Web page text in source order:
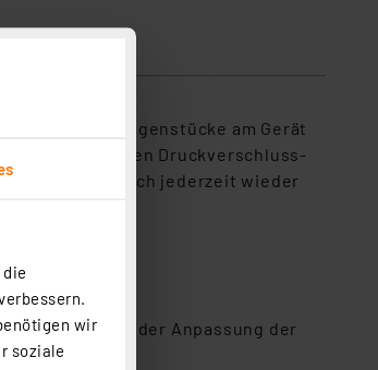
wir
soziale
Gegenstücke am Gerät
und der flexiblen Druckverschluss-
auch nachträglich jederzeit wieder
m.
u. v. m.)
(CO2-Gerät) oder Anpassung der